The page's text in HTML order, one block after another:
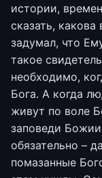
истории,
сказать,
задумал, что
такое
необходимо,
Бога. А когда
живут по воле
заповеди
обязательно –
помазанные